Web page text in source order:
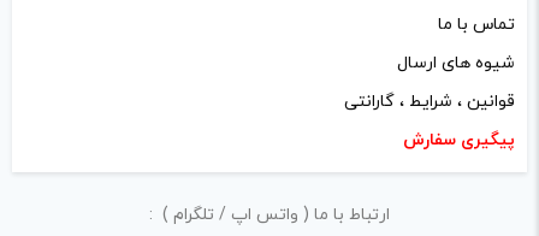
نام *
ایمیل*
تماس با ما
شیوه های ارسال
قوانین ، شرایط ، گارانتی
پیگیری سفارش
ارتباط با ما ( واتس اپ / تلگرام ) :